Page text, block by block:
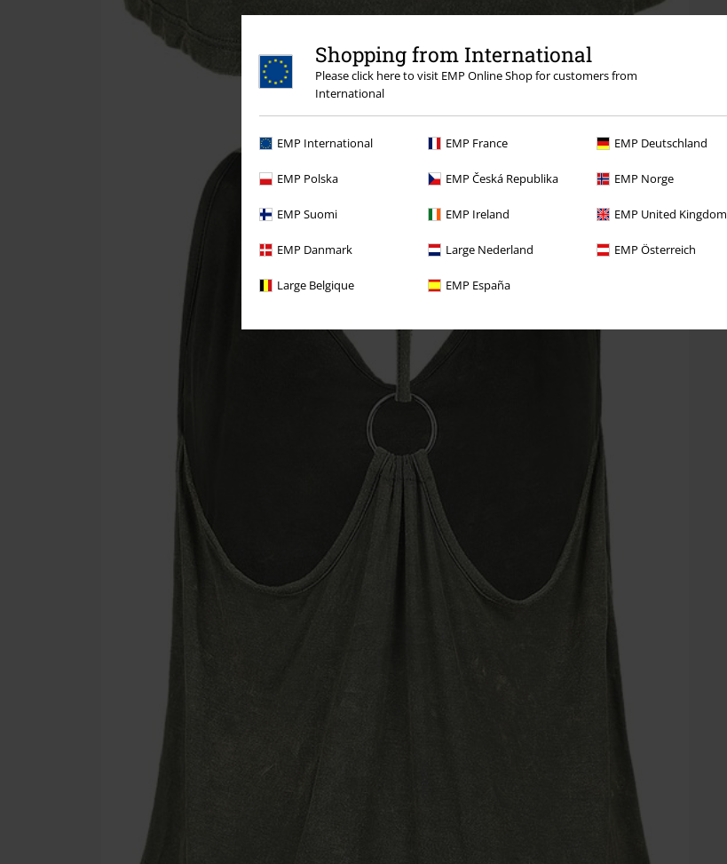
Shopping from International
Please click here to visit EMP Online Shop for customers from
International
EMP International EMP France EMP Deutschland
EMP Polska EMP Česká Republika EMP Norge
EMP Suomi EMP Ireland EMP United Kingdom
EMP Danmark Large Nederland EMP Österreich
Large Belgique EMP España